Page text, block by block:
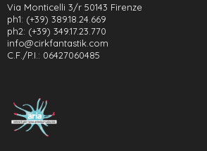
Via Monticelli 3/r 50143 Firenze
ph1: (+39) 389.18.24.669
ph2: (+39) 349.17.23.770
info@cirkfantastik.com
C.F./P.I.: 06427060485